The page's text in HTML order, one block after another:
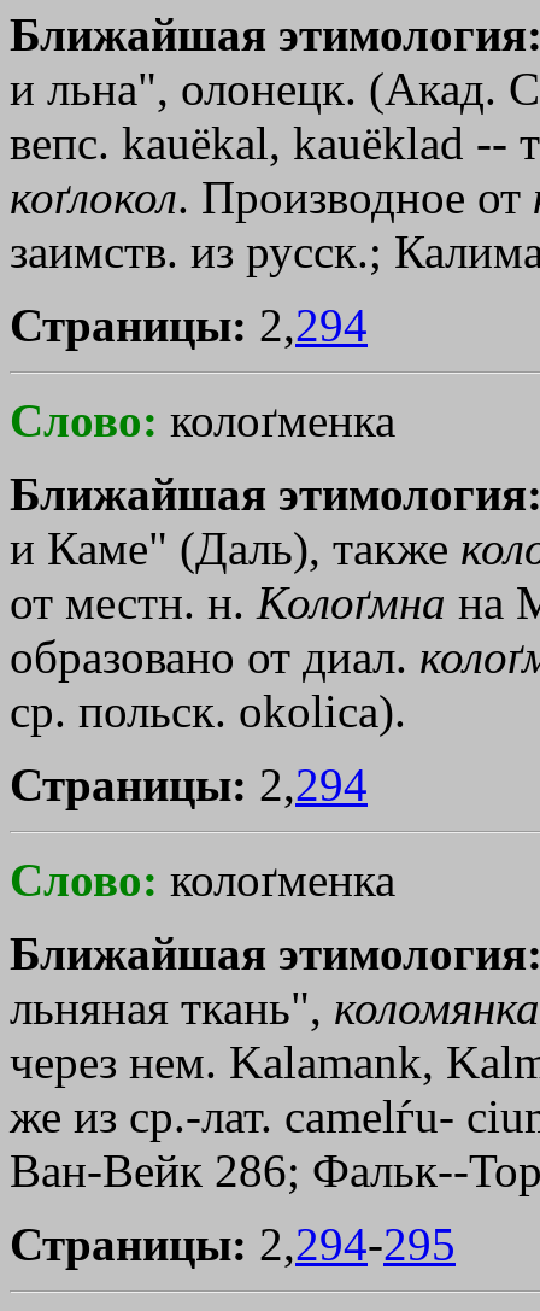
Ближайшая
и льна", олонецк. (Акад.
вепс. kauёkal, kauёklad --
коґлокол. Производное от
заимств. из русск.;
Страницы: 2,294
Слово: колоґменка
Ближайшая
и Каме" (Даль), также
от местн. н. Колоґмна на
образовано от диал.
ср. польск. оkоliса).
Страницы: 2,294
Слово: колоґменка
Ближайшая
льняная ткань", коломянка
через нем. Kalamank,
же из ср.-лат. саmеlѓu-
Ван-Вейк 286; Фальк--
Страницы: 2,294-295